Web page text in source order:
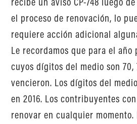
el proceso de renovación, lo
requiere acción adicional
Le recordamos que para el año
cuyos dígitos del medio son 70,
vencieron. Los dígitos del
en 2016. Los contribuyentes
renovar en cualquier momento.